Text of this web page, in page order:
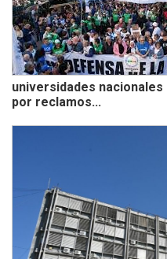
universidades
por reclamos...